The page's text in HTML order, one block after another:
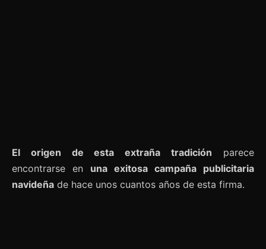
El origen de esta extraña tradición parece
encontrarse en una exitosa campaña publicitaria
navideña de hace unos cuantos años de esta firma.